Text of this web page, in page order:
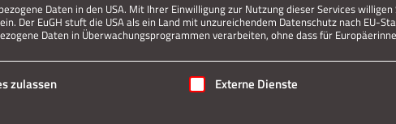
Daten in den USA. Mit Ihrer Einwilligung zur Nutzung dieser Services
Der EuGH stuft die USA als ein Land mit unzureichendem Datenschutz nach EU-
Daten in Überwachungsprogrammen verarbeiten, ohne dass für
für die eine Einwilligung erteilt werden kann. Die erste
zulassen Externe Dienste